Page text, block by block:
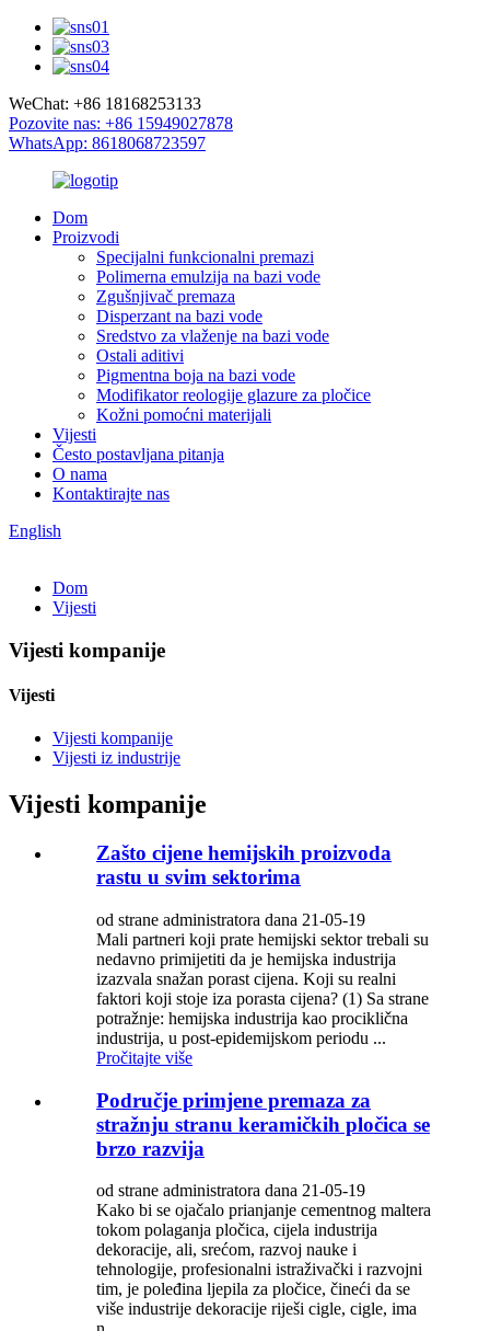
WeChat: +86 18168253133
Pozovite nas: +86 15949027878
WhatsApp: 8618068723597
Dom
Proizvodi
Specijalni funkcionalni premazi
Polimerna emulzija na bazi vode
Zgušnjivač premaza
Disperzant na bazi vode
Sredstvo za vlaženje na bazi vode
Ostali aditivi
Pigmentna boja na bazi vode
Modifikator reologije glazure za pločice
Kožni pomoćni materijali
Vijesti
Često postavljana pitanja
O nama
Kontaktirajte nas
English
Dom
Vijesti
Vijesti kompanije
Vijesti
Vijesti kompanije
Vijesti iz industrije
Vijesti kompanije
Zašto cijene hemijskih proizvoda
rastu u svim sektorima
od strane administratora dana 21-05-19
Mali partneri koji prate hemijski sektor trebali su
nedavno primijetiti da je hemijska industrija
izazvala snažan porast cijena. Koji su realni
faktori koji stoje iza porasta cijena? (1) Sa strane
potražnje: hemijska industrija kao prociklična
industrija, u post-epidemijskom periodu ...
Pročitajte više
Područje primjene premaza za
stražnju stranu keramičkih pločica se
brzo razvija
od strane administratora dana 21-05-19
Kako bi se ojačalo prianjanje cementnog maltera
tokom polaganja pločica, cijela industrija
dekoracije, ali, srećom, razvoj nauke i
tehnologije, profesionalni istraživački i razvojni
tim, je poleđina ljepila za pločice, čineći da se
više industrije dekoracije riješi cigle, cigle, ima